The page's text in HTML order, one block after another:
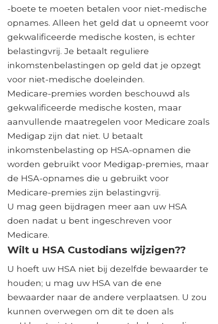
-boete te moeten betalen voor niet-medische
opnames. Alleen het geld dat u opneemt voor
gekwalificeerde medische kosten, is echter
belastingvrij. Je betaalt reguliere
inkomstenbelastingen op geld dat je opzegt
voor niet-medische doeleinden.
Medicare-premies worden beschouwd als
gekwalificeerde medische kosten, maar
aanvullende maatregelen voor Medicare zoals
Medigap zijn dat niet. U betaalt
inkomstenbelasting op HSA-opnamen die
worden gebruikt voor Medigap-premies, maar
de HSA-opnames die u gebruikt voor
Medicare-premies zijn belastingvrij.
U mag geen bijdragen meer aan uw HSA
doen nadat u bent ingeschreven voor
Medicare.
Wilt u HSA Custodians wijzigen??
U hoeft uw HSA niet bij dezelfde bewaarder te
houden; u mag uw HSA van de ene
bewaarder naar de andere verplaatsen. U zou
kunnen overwegen om dit te doen als